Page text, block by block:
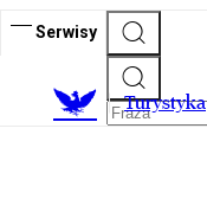
Serwisy
Turystyka